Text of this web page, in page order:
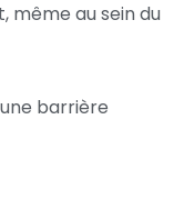
même au sein du
barrière